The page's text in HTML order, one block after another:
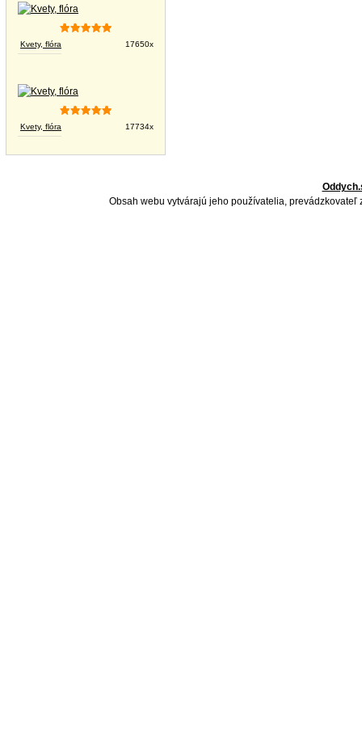
Kvety, flóra 17650x
Kvety, flóra 17734x
Obsah webu vytvárajú jeho používatelia,